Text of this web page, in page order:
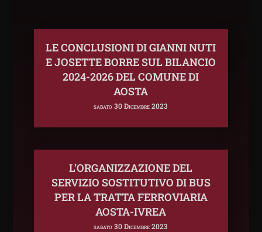
LE CONCLUSIONI DI GIANNI NUTI
E JOSETTE BORRE SUL BILANCIO
2024-2026 DEL COMUNE DI
AOSTA
sabato 30 Dicembre 2023
L’ORGANIZZAZIONE DEL
SERVIZIO SOSTITUTIVO DI BUS
PER LA TRATTA FERROVIARIA
AOSTA-IVREA
sabato 30 Dicembre 2023